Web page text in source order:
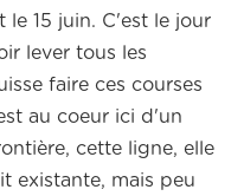
le 15 juin. C'est le jour
lever tous les
faire ces courses
au coeur ici d'un
cette ligne, elle
existante, mais peu